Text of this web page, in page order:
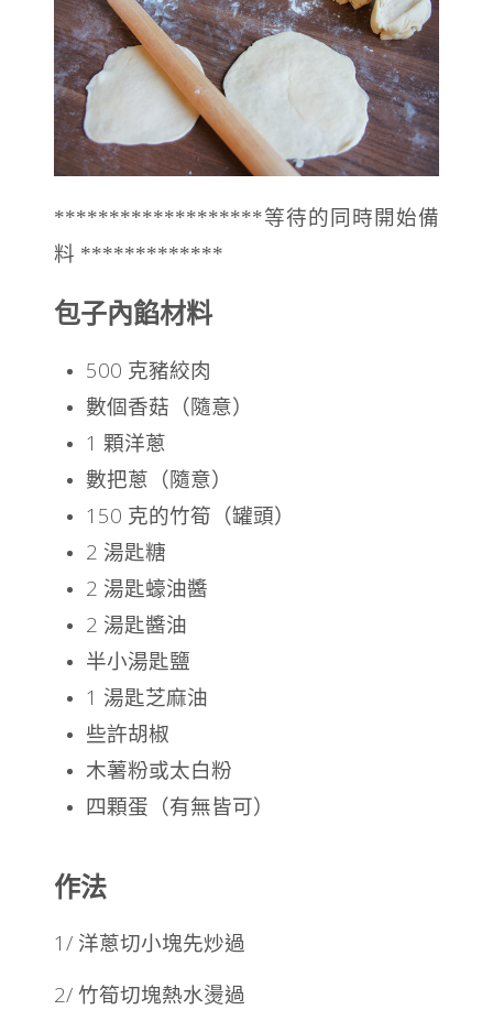
*******************等待的同時開始備
料 *************
包子內餡材料
500 克豬絞肉
數個香菇（隨意）
1 顆洋蔥
數把蔥（隨意）
150 克的竹筍（罐頭）
2 湯匙糖
2 湯匙蠔油醬
2 湯匙醬油
半小湯匙鹽
1 湯匙芝麻油
些許胡椒
木薯粉或太白粉
四顆蛋（有無皆可）
作法
1/ 洋蔥切小塊先炒過
2/ 竹筍切塊熱水燙過